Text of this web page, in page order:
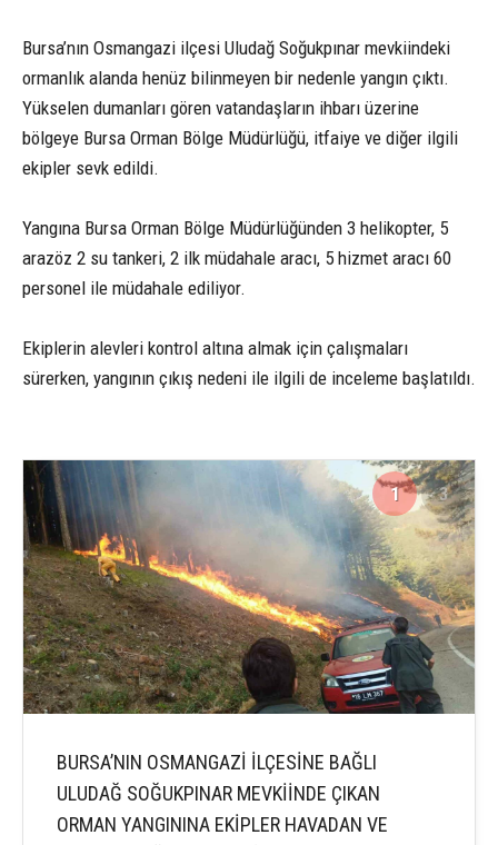
Bursa’nın Osmangazi ilçesi Uludağ Soğukpınar mevkiindeki
ormanlık alanda henüz bilinmeyen bir nedenle yangın çıktı.
Yükselen dumanları gören vatandaşların ihbarı üzerine
bölgeye Bursa Orman Bölge Müdürlüğü, itfaiye ve diğer ilgili
ekipler sevk edildi.
Yangına Bursa Orman Bölge Müdürlüğünden 3 helikopter, 5
arazöz 2 su tankeri, 2 ilk müdahale aracı, 5 hizmet aracı 60
personel ile müdahale ediliyor.
Ekiplerin alevleri kontrol altına almak için çalışmaları
sürerken, yangının çıkış nedeni ile ilgili de inceleme başlatıldı.
1 3
BURSA’NIN OSMANGAZİ İLÇESİNE BAĞLI
ULUDAĞ SOĞUKPINAR MEVKİİNDE ÇIKAN
ORMAN YANGININA EKİPLER HAVADAN VE